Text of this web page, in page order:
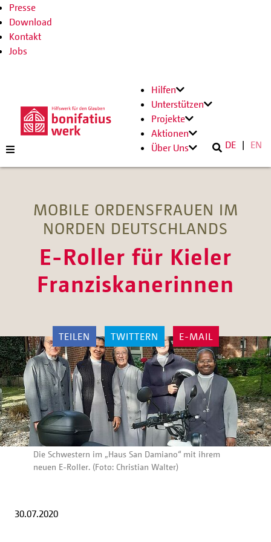
Presse
Download
Kontakt
Jobs
Hilfen
Unterstützen
Projekte
Aktionen
Über Uns
DE EN
MOBILE ORDENSFRAUEN IM
NORDEN DEUTSCHLANDS
E-Roller für Kieler
Franziskanerinnen
TEILEN TWITTERN E-MAIL
Die Schwestern im „Haus San Damiano“ mit ihrem
neuen E-Roller. (Foto: Christian Walter)
30.07.2020